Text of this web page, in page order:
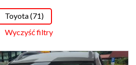
Toyota (71)
Wyczyść filtry